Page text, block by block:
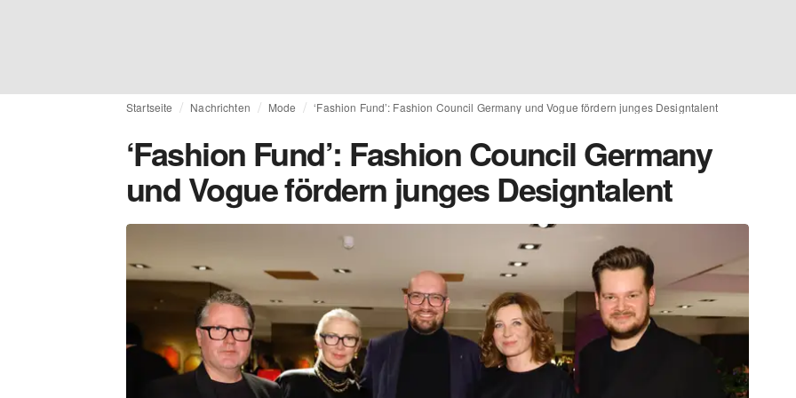
Startseite Nachrichten Mode ‘Fashion Fund’: Fashion Council Germany und Vogue fördern junges Designtalent
‘Fashion Fund’: Fashion Council Germany
und Vogue fördern junges Designtalent